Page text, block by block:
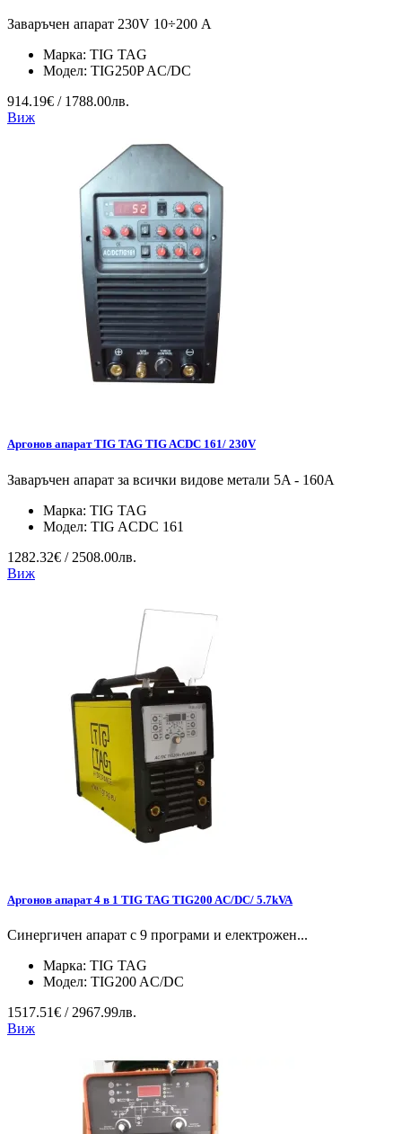
Заваръчен апарат 230V 10÷200 А
Марка: TIG TAG
Модел: TIG250P AC/DC
914.19€ / 1788.00лв.
Виж
Аргонов апарат TIG TAG TIG ACDC 161/ 230V
Заваръчен апарат за всички видове метали 5A - 160A
Марка: TIG TAG
Модел: TIG ACDC 161
1282.32€ / 2508.00лв.
Виж
Аргонов апарат 4 в 1 TIG TAG TIG200 AC/DC/ 5.7kVA
Синергичен апарат с 9 програми и електрожен...
Марка: TIG TAG
Модел: TIG200 AC/DC
1517.51€ / 2967.99лв.
Виж